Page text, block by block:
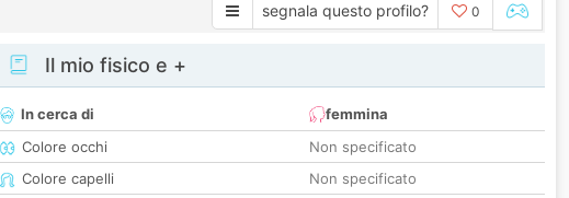
segnala questo profilo? 0
Il mio fisico e +
In cerca di
femmina
Colore occhi
Non specificato
Colore capelli
Non specificato